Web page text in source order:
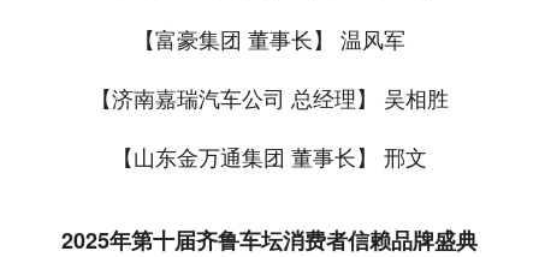
【富豪集团 董事长】 温风军
【济南嘉瑞汽车公司 总经理】 吴相胜
【山东金万通集团 董事长】 邢文
2025年第十届齐鲁车坛消费者信赖品牌盛典